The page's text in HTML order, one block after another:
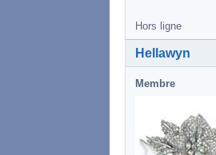
Hors ligne
Hellawyn
Membre